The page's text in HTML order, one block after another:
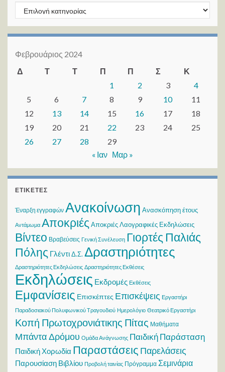
Kατηγορίες
Φεβρουάριος 2024
Δ
Τ Τ Π Π Σ
Κ
1
2 3
4
5
6 7 8 9 10
11
12
13 14 15 16 17
18
19
20 21 22 23 24
25
26
27 28
29
« Ιαν Μαρ »
ΕΤΙΚΈΤΕΣ
Έναρξη εγγραφών Ανακοίνωση Ανασκόπηση έτους
Αντάμωμα Αποκριές Αποκριές Λαογραφικές Εκδηλώσεις
Βίντεο Βραβεύσεις Γενική Συνέλευση Γιορτές Παλιάς
Πόλης ΓλέντιΔ.Σ.Δραστηριότητες
Δραστηριότητες Εκδηλώσεις Δραστηριότητες Εκθέσεις
Εκδηλώσεις Εκδρομές Εκθέσεις
Εμφανίσεις Επισκέπτες Επισκέψεις Εργαστήρι
Παραδοσιακού Πολυφωνικού Τραγουδιού Ημερολόγιο Θεατρικό Εργαστήρι
Κοπή Πρωτοχρονιάτικης Πίτας Μαθήματα
Μπάντα Δρόμου Ομάδα Ανάγνωσης Παιδική Παράσταση
Παιδική Χορωδία Παραστάσεις Παρελάσεις
Παρουσίαση Βιβλίου Προβολή ταινίας Πρόγραμμα Σεμινάρια